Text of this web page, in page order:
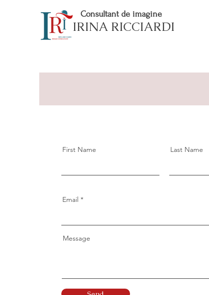
Consultant de imagine
IRINA RICCIARDI
First Name Last Name
Email
Message